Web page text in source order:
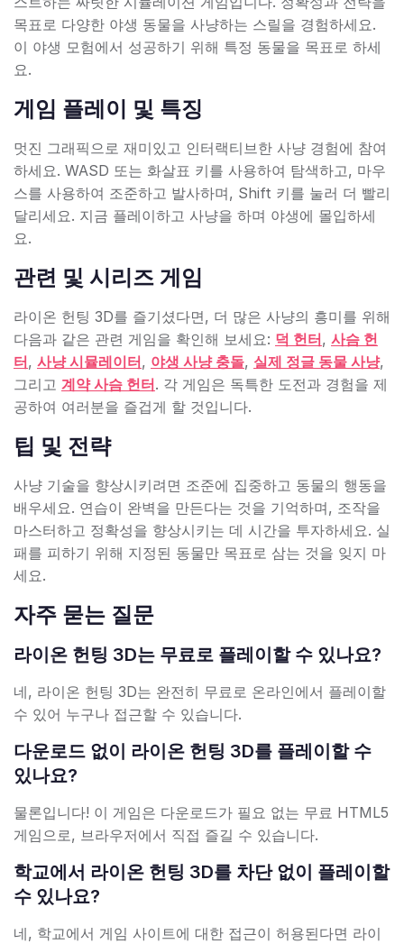
목표로 다양한 야생 동물을 사냥하는 스릴을 경험하세요.
이 야생 모험에서 성공하기 위해 특정 동물을 목표로 하세
요.
게임 플레이 및 특징
멋진 그래픽으로 재미있고 인터랙티브한 사냥 경험에 참여
하세요. WASD 또는 화살표 키를 사용하여 탐색하고, 마우
스를 사용하여 조준하고 발사하며, Shift 키를 눌러 더 빨리
달리세요. 지금 플레이하고 사냥을 하며 야생에 몰입하세
요.
관련 및 시리즈 게임
라이온 헌팅 3D를 즐기셨다면, 더 많은 사냥의 흥미를 위해
다음과 같은 관련 게임을 확인해 보세요: 덕 헌터, 사슴 헌
터, 사냥 시뮬레이터, 야생 사냥 충돌, 실제 정글 동물 사냥,
그리고 계약 사슴 헌터. 각 게임은 독특한 도전과 경험을 제
공하여 여러분을 즐겁게 할 것입니다.
팁 및 전략
사냥 기술을 향상시키려면 조준에 집중하고 동물의 행동을
배우세요. 연습이 완벽을 만든다는 것을 기억하며, 조작을
마스터하고 정확성을 향상시키는 데 시간을 투자하세요. 실
패를 피하기 위해 지정된 동물만 목표로 삼는 것을 잊지 마
세요.
자주 묻는 질문
라이온 헌팅 3D는 무료로 플레이할 수 있나요?
네, 라이온 헌팅 3D는 완전히 무료로 온라인에서 플레이할
수 있어 누구나 접근할 수 있습니다.
다운로드 없이 라이온 헌팅 3D를 플레이할 수
있나요?
물론입니다! 이 게임은 다운로드가 필요 없는 무료 HTML5
게임으로, 브라우저에서 직접 즐길 수 있습니다.
학교에서 라이온 헌팅 3D를 차단 없이 플레이할
수 있나요?
네, 학교에서 게임 사이트에 대한 접근이 허용된다면 라이